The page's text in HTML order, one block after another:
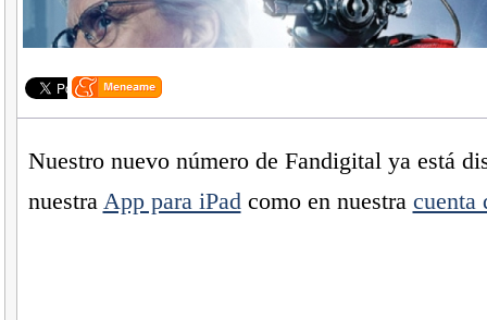
Nuestro nuevo número de Fandigital ya está
nuestra App para iPadcomo en nuestra cuenta